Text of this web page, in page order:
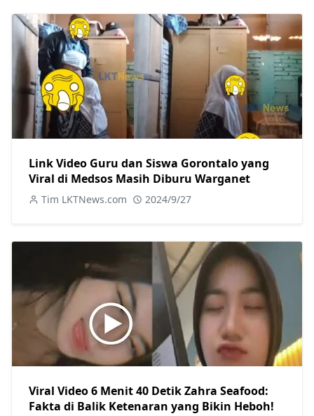
Link Video Guru dan Siswa Gorontalo yang
Viral di Medsos Masih Diburu Warganet
Tim LKTNews.com 2024/9/27
Viral Video 6 Menit 40 Detik Zahra Seafood:
Fakta di Balik Ketenaran yang Bikin Heboh!